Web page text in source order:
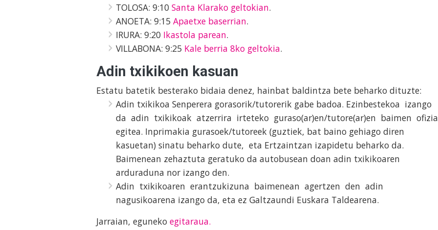
TOLOSA: 9:10 Santa Klarako geltokian.
ANOETA: 9:15 Apaetxe baserrian.
IRURA: 9:20 Ikastola parean.
VILLABONA: 9:25 Kale berria 8ko geltokia.
Adin txikikoen kasuan
Estatu batetik besterako bidaia denez, hainbat baldintza bete beharko dituzte:
Adin txikikoa Senperera gorasorik/tutorerik gabe badoa. Ezinbestekoa izango
da adin txikikoak atzerrira irteteko guraso(ar)en/tutore(ar)en baimen
egitea. Inprimakia gurasoek/tutoreek (guztiek, bat baino gehiago diren
kasuetan) sinatu beharko dute, eta Ertzaintzan izapidetu beharko da.
Baimenean zehaztuta geratuko da autobusean doan adin txikikoaren
arduraduna nor izango den.
Adin txikikoaren erantzukizuna baimenean agertzen den adin
nagusikoarena izango da, eta ez Galtzaundi Euskara Taldearena.
Jarraian, eguneko egitaraua.